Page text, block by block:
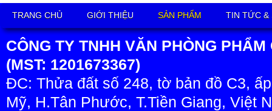
TRANG CHỦ GIỚI THIỆU SẢN PHẨM TIN TỨC &
CÔNG TY TNHH VĂN PHÒNG PHẨM
(MST: 1201673367)
ĐC: Thửa đất số 248, tờ bản đồ C3,
Mỹ, H.Tân Phước, T.Tiền Giang, Việt